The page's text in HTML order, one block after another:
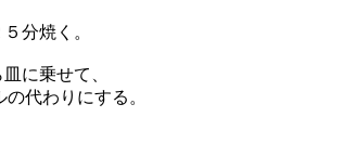
分焼く。
に乗せて、
代わりにする。